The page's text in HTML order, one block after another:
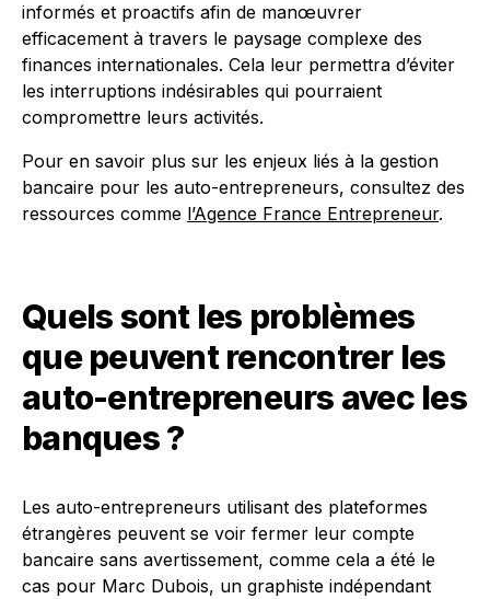
informés et proactifs afin de manœuvrer
efficacement à travers le paysage complexe des
finances internationales. Cela leur permettra d’éviter
les interruptions indésirables qui pourraient
compromettre leurs activités.
Pour en savoir plus sur les enjeux liés à la gestion
bancaire pour les auto-entrepreneurs, consultez des
ressources comme l’Agence France Entrepreneur.
Quels sont les problèmes
que peuvent rencontrer les
auto-entrepreneurs avec les
banques ?
Les auto-entrepreneurs utilisant des plateformes
étrangères peuvent se voir fermer leur compte
bancaire sans avertissement, comme cela a été le
cas pour Marc Dubois, un graphiste indépendant